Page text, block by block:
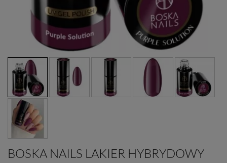
BOSKA NAILS LAKIER HYBRYDOWY